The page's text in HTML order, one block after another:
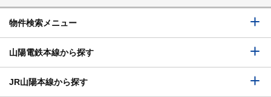
物件検索メニュー
山陽電鉄本線から探す
JR山陽本線から探す